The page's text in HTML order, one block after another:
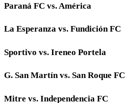
Paraná FC vs. América
La Esperanza vs. Fundición FC
Sportivo vs. Ireneo Portela
G. San Martín vs. San Roque FC
Mitre vs. Independencia FC